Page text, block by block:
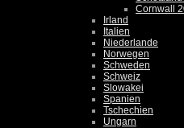
Cornwall
Irland
Italien
Niederlande
Norwegen
Schweden
Schweiz
Slowakei
Spanien
Tschechien
Ungarn